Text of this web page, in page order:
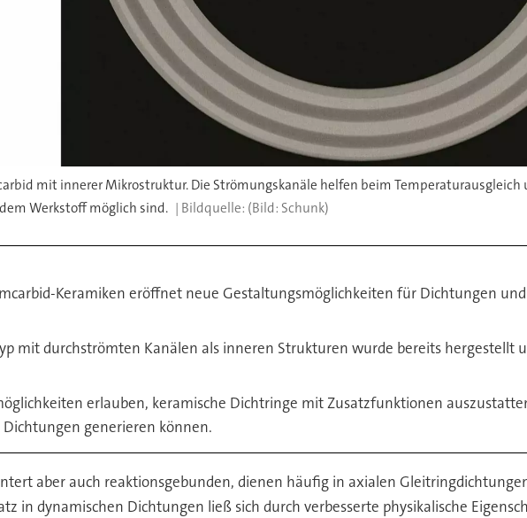
mit innerer Mikrostruktur. Die Strömungskanäle helfen beim
Werkstoff möglich sind.
(Bild: Schunk)
Keramiken eröffnet neue Gestaltungsmöglichkeiten für Dichtungen
mit durchströmten Kanälen als inneren Strukturen wurde bereits hergestellt
erlauben, keramische Dichtringe mit Zusatzfunktionen
generieren können.
aber auch reaktionsgebunden, dienen häufig in axialen
in dynamischen Dichtungen ließ sich durch verbesserte physikalische